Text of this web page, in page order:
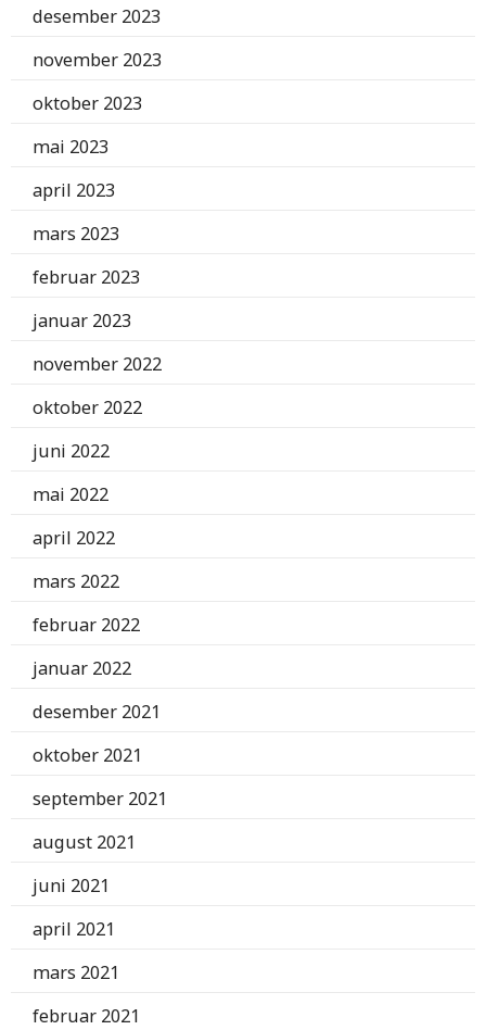
desember 2023
november 2023
oktober 2023
mai 2023
april 2023
mars 2023
februar 2023
januar 2023
november 2022
oktober 2022
juni 2022
mai 2022
april 2022
mars 2022
februar 2022
januar 2022
desember 2021
oktober 2021
september 2021
august 2021
juni 2021
april 2021
mars 2021
februar 2021